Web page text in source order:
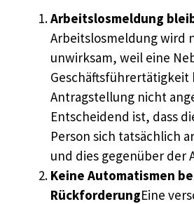
Arbeitslosmeldung
Arbeitslosmeldung wird
unwirksam, weil eine
Geschäftsführertätigkeit
Antragstellung nicht
Entscheidend ist, dass
Person sich tatsächlich
und dies gegenüber der
Keine Automatismen
RückforderungEine